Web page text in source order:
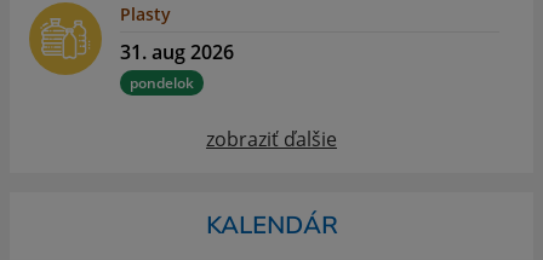
Plasty
31. aug 2026
pondelok
zobraziť ďalšie
KALENDÁR